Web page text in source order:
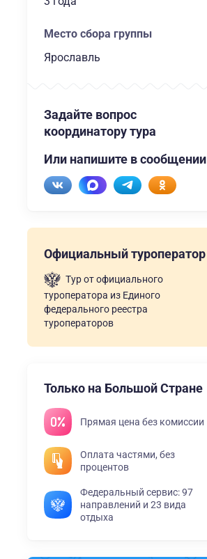
Место сбора группы
Ярославль
Задайте вопрос
координатору тура
Или напишите в сообщении
Официальный туроператор
Тур от официального
туроператора из Единого
федерального реестра
туроператоров
Только на Большой Стране
Прямая цена без комиссии
Оплата частями, без
процентов
Федеральный сервис: 97
направлений и 23 вида
отдыха